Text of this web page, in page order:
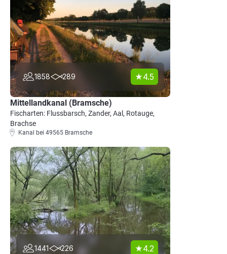
1858 289 4.5
Mittellandkanal (Bramsche)
Fischarten: Flussbarsch, Zander, Aal, Rotauge,
Brachse
Kanal bei 49565 Bramsche
1441 226 4.2